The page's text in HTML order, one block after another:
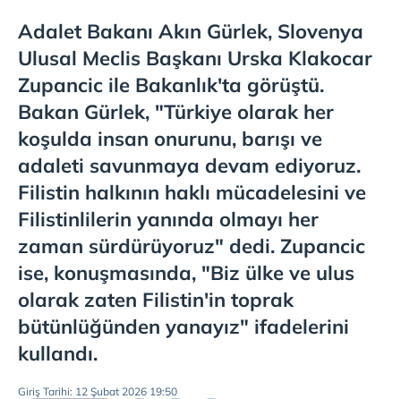
Adalet Bakanı Akın Gürlek, Slovenya
Ulusal Meclis Başkanı Urska Klakocar
Zupancic ile Bakanlık'ta görüştü.
Bakan Gürlek, "Türkiye olarak her
koşulda insan onurunu, barışı ve
adaleti savunmaya devam ediyoruz.
Filistin halkının haklı mücadelesini ve
Filistinlilerin yanında olmayı her
zaman sürdürüyoruz" dedi. Zupancic
ise, konuşmasında, "Biz ülke ve ulus
olarak zaten Filistin'in toprak
bütünlüğünden yanayız" ifadelerini
kullandı.
Giriş Tarihi: 12 Şubat 2026 19:50